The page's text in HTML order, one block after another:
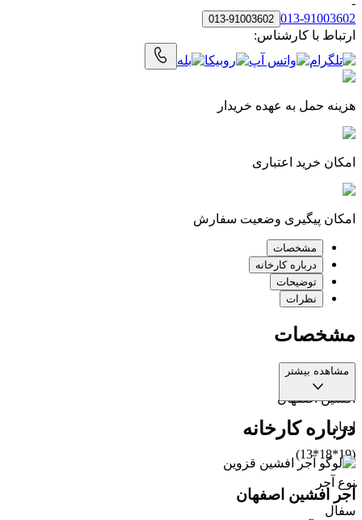
013-91003602
013-91003602
ارتباط با کارشناس:
هزینه حمل به‌ عهده خریدار
امکان خرید اعتباری
امکان پیگیری وضعیت سفارش
مشخصات
درباره کارخانه
توضیحات
نظرات
مشخصات
برند
افشین اصفهان
ابعاد
(19*18*13)
نوع آجر
سفال
مشاهده بیشتر
درباره کارخانه
آجر افشین اصفهان